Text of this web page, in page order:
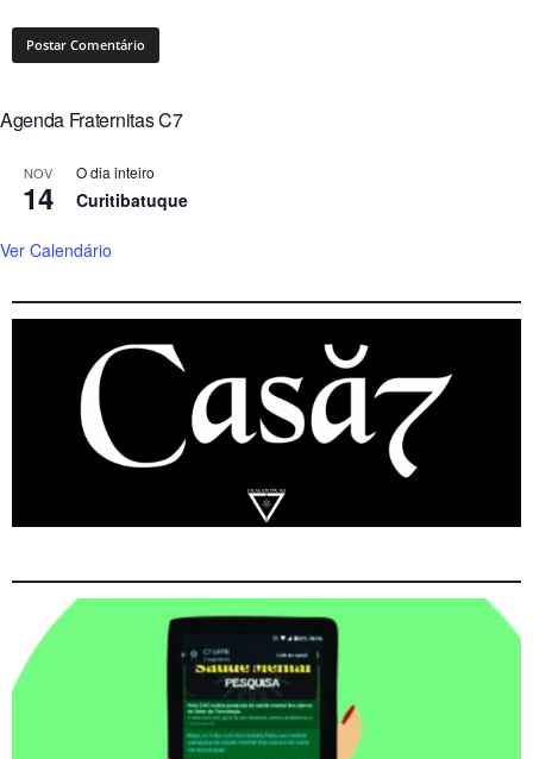
Agenda Fraternitas C7
NOV
14
O dia inteiro
Curitibatuque
Ver Calendário